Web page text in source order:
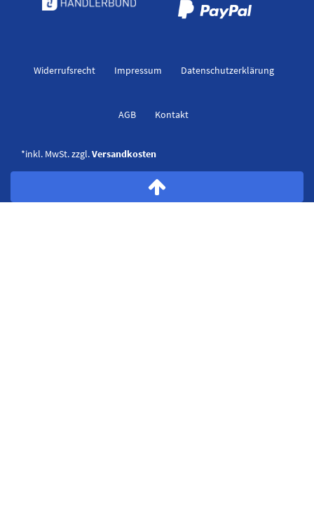
Widerrufs­recht Impressum Daten­schutz­erklärung
AGB Kontakt
*inkl. MwSt. zzgl.Versandkosten